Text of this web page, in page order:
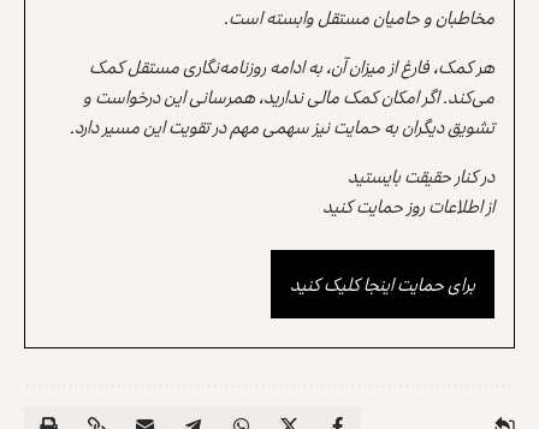
مخاطبان و حامیان مستقل وابسته است.
هر کمک، فارغ از میزان آن، به ادامه روزنامه‌نگاری مستقل کمک
می‌کند. اگر امکان کمک مالی ندارید، همرسانی این درخواست و
تشویق دیگران به حمایت نیز سهمی مهم در تقویت این مسیر دارد.
در کنار حقیقت بایستید
از اطلاعات روز حمایت کنید
برای حمایت اینجا کلیک کنید